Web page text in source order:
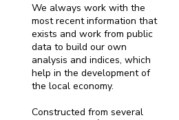
We always work with the
most recent information that
exists and work from public
data to build our own
analysis and indices, which
help in the development of
the local economy.
Constructed from several